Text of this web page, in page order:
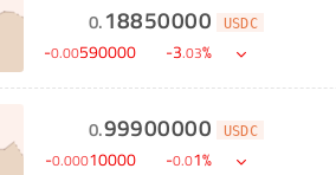
0.18850000 USDC
-0.00590000 -3.03%
0.99900000 USDC
-0.00010000 -0.01%